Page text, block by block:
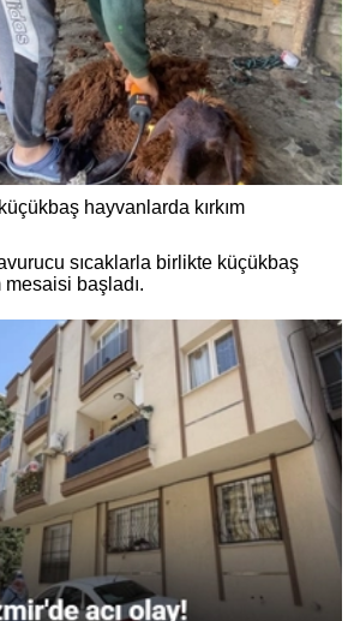
hayvanlarda kırkım
sıcaklarla birlikte küçükbaş
mesaisi başladı.